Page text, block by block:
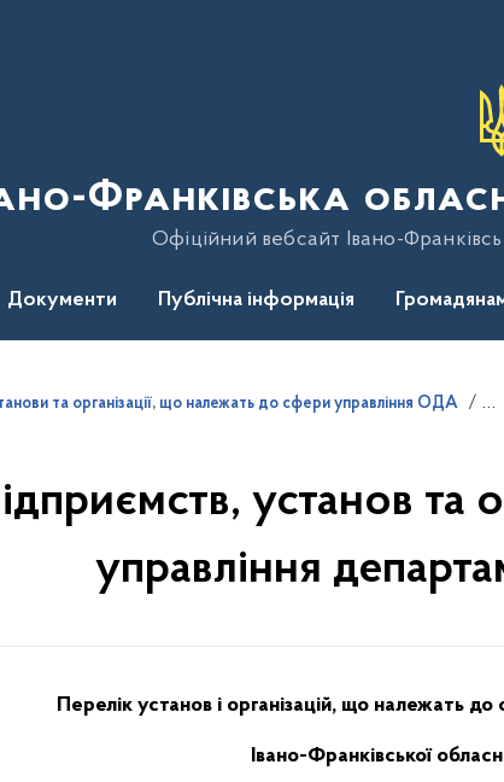
Франківська
Офіційний вебсайт Івано-
Документи Публічна інформація
та організації, що належать до сфери управління ОДА
установ та
управління
Перелік установ і організацій, що належать
Івано-Франківської